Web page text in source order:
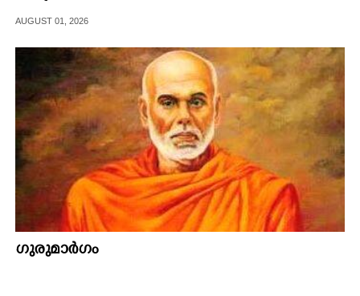
AUGUST 01, 2026
ഗുരുമാർഗം